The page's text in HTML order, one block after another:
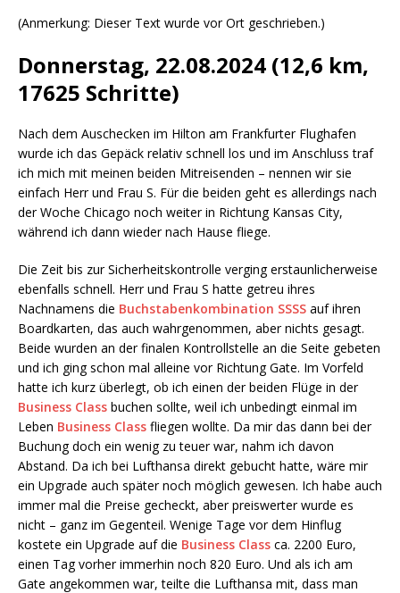
(Anmerkung: Dieser Text wurde vor Ort geschrieben.)
Donnerstag, 22.08.2024 (12,6 km,
17625 Schritte)
Nach dem Auschecken im Hilton am Frankfurter Flughafen
wurde ich das Gepäck relativ schnell los und im Anschluss traf
ich mich mit meinen beiden Mitreisenden – nennen wir sie
einfach Herr und Frau S. Für die beiden geht es allerdings nach
der Woche Chicago noch weiter in Richtung Kansas City,
während ich dann wieder nach Hause fliege.
Die Zeit bis zur Sicherheitskontrolle verging erstaunlicherweise
ebenfalls schnell. Herr und Frau S hatte getreu ihres
Nachnamens die Buchstabenkombination SSSS auf ihren
Boardkarten, das auch wahrgenommen, aber nichts gesagt.
Beide wurden an der finalen Kontrollstelle an die Seite gebeten
und ich ging schon mal alleine vor Richtung Gate. Im Vorfeld
hatte ich kurz überlegt, ob ich einen der beiden Flüge in der
Business Class buchen sollte, weil ich unbedingt einmal im
Leben Business Class fliegen wollte. Da mir das dann bei der
Buchung doch ein wenig zu teuer war, nahm ich davon
Abstand. Da ich bei Lufthansa direkt gebucht hatte, wäre mir
ein Upgrade auch später noch möglich gewesen. Ich habe auch
immer mal die Preise gecheckt, aber preiswerter wurde es
nicht – ganz im Gegenteil. Wenige Tage vor dem Hinflug
kostete ein Upgrade auf die Business Class ca. 2200 Euro,
einen Tag vorher immerhin noch 820 Euro. Und als ich am
Gate angekommen war, teilte die Lufthansa mit, dass man